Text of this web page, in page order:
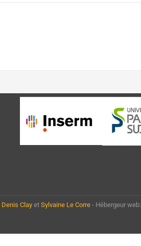
Denis Clay etSylvaine Le Corre - Hébergeur web: